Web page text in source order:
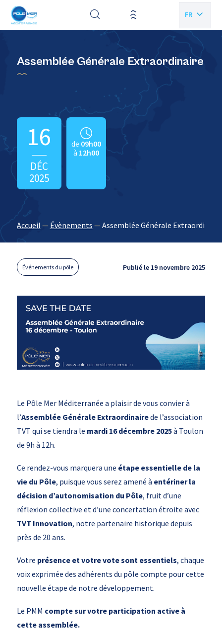
FR
Assemblée Générale Extraordinaire
16
DÉC
2025
de 09h00
à 12h00
Accueil — Évènements —Assemblée Générale Extraordinaire
Événements du pôle Publié le 19 novembre 2025
Le Pôle Mer Méditerranée a plaisir de vous convier à
l’Assemblée Générale Extraordinairede l’association
TVT qui se tiendra le mardi16 décembre 2025à Toulon
de 9h à 12h.
Ce rendez-vous marquera une étape essentielle de la
vie du Pôle, puisque vous serez amené à entériner la
décision d’autonomisation du Pôle, fruit d’une
réflexion collective et d’une concertation étroite avec
TVT Innovation, notre partenaire historique depuis
près de 20 ans.
Votre présence et votre vote sont essentiels, chaque
voix exprimée des adhérents du pôle compte pour cette
nouvelle étape de notre développement.
Le PMM compte sur votre participation active à
cette assemblée.
Panneau de gestion des cookies